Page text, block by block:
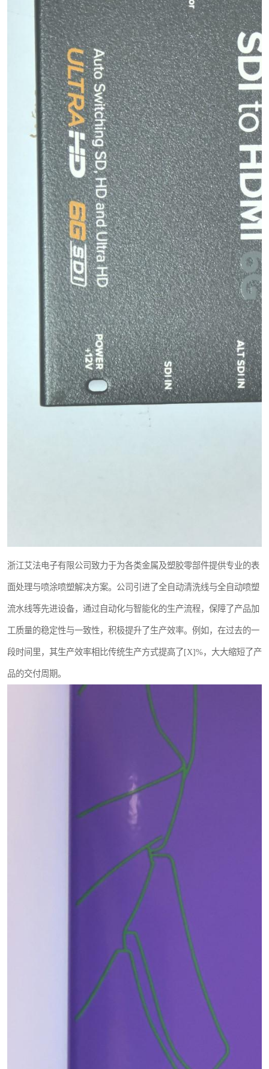
浙江艾法电子有限公司致力于为各类金属及塑胶零部件提供专业的表
面处理与喷涂喷塑解决方案。公司引进了全自动清洗线与全自动喷塑
流水线等先进设备，通过自动化与智能化的生产流程，保障了产品加
工质量的稳定性与一致性，积极提升了生产效率。例如，在过去的一
段时间里，其生产效率相比传统生产方式提高了[X]%，大大缩短了产
品的交付周期。